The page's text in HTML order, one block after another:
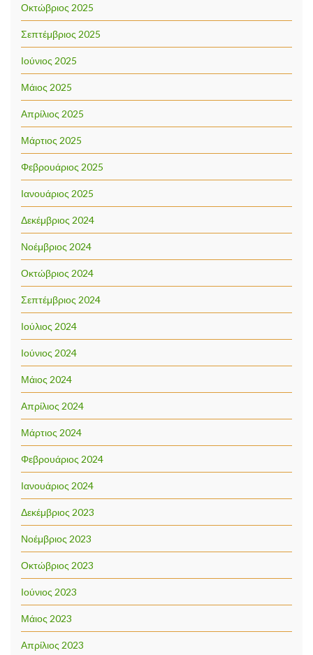
Οκτώβριος 2025
Σεπτέμβριος 2025
Ιούνιος 2025
Μάιος 2025
Απρίλιος 2025
Μάρτιος 2025
Φεβρουάριος 2025
Ιανουάριος 2025
Δεκέμβριος 2024
Νοέμβριος 2024
Οκτώβριος 2024
Σεπτέμβριος 2024
Ιούλιος 2024
Ιούνιος 2024
Μάιος 2024
Απρίλιος 2024
Μάρτιος 2024
Φεβρουάριος 2024
Ιανουάριος 2024
Δεκέμβριος 2023
Νοέμβριος 2023
Οκτώβριος 2023
Ιούνιος 2023
Μάιος 2023
Απρίλιος 2023